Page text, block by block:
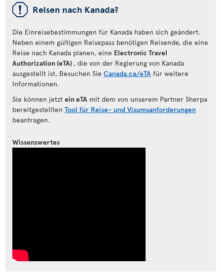
ü Reisen nach Kanada?
Die Einreisebestimmungen für Kanada haben sich geändert.
Neben einem gültigen Reisepass benötigen Reisende, die eine
Reise nach Kanada planen, eine Electronic Travel
Authorization (eTA) , die von der Regierung von Kanada
ausgestellt ist. Besuchen Sie Canada.ca/eTA für weitere
Informationen.
Sie können jetzt ein eTA mit dem von unserem Partner Sherpa
bereitgestellten Tool für Reise- und Visumsanforderungen
beantragen.
Wissenswertes